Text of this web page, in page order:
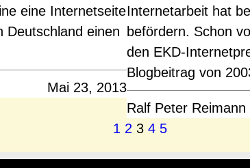
eine Internetseite
Deutschland einen
Mai 23, 2013
Internetarbeit hat
befördern. Schon
den EKD-
Blogbeitrag von
Ralf Peter Reimann
1 2 3 4 5